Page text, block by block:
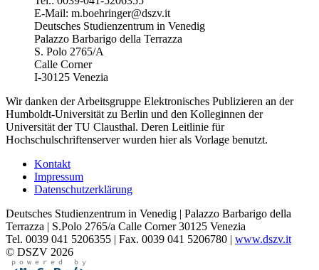
E-Mail: m.boehringer@dszv.it
Deutsches Studienzentrum in Venedig
Palazzo Barbarigo della Terrazza
S. Polo 2765/A
Calle Corner
I-30125 Venezia
Wir danken der Arbeitsgruppe Elektronisches Publizieren an der
Humboldt-Universität zu Berlin und den Kolleginnen der
Universität der TU Clausthal. Deren Leitlinie für
Hochschulschriftenserver wurden hier als Vorlage benutzt.
Kontakt
Impressum
Datenschutzerklärung
Deutsches Studienzentrum in Venedig | Palazzo Barbarigo della
Terrazza | S.Polo 2765/a Calle Corner 30125 Venezia
Tel. 0039 041 5206355 | Fax. 0039 041 5206780 | www.dszv.it
© DSZV 2026